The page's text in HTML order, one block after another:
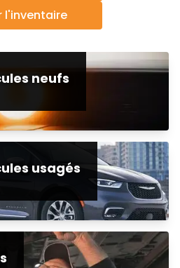
l'inventaire
neufs
usagés